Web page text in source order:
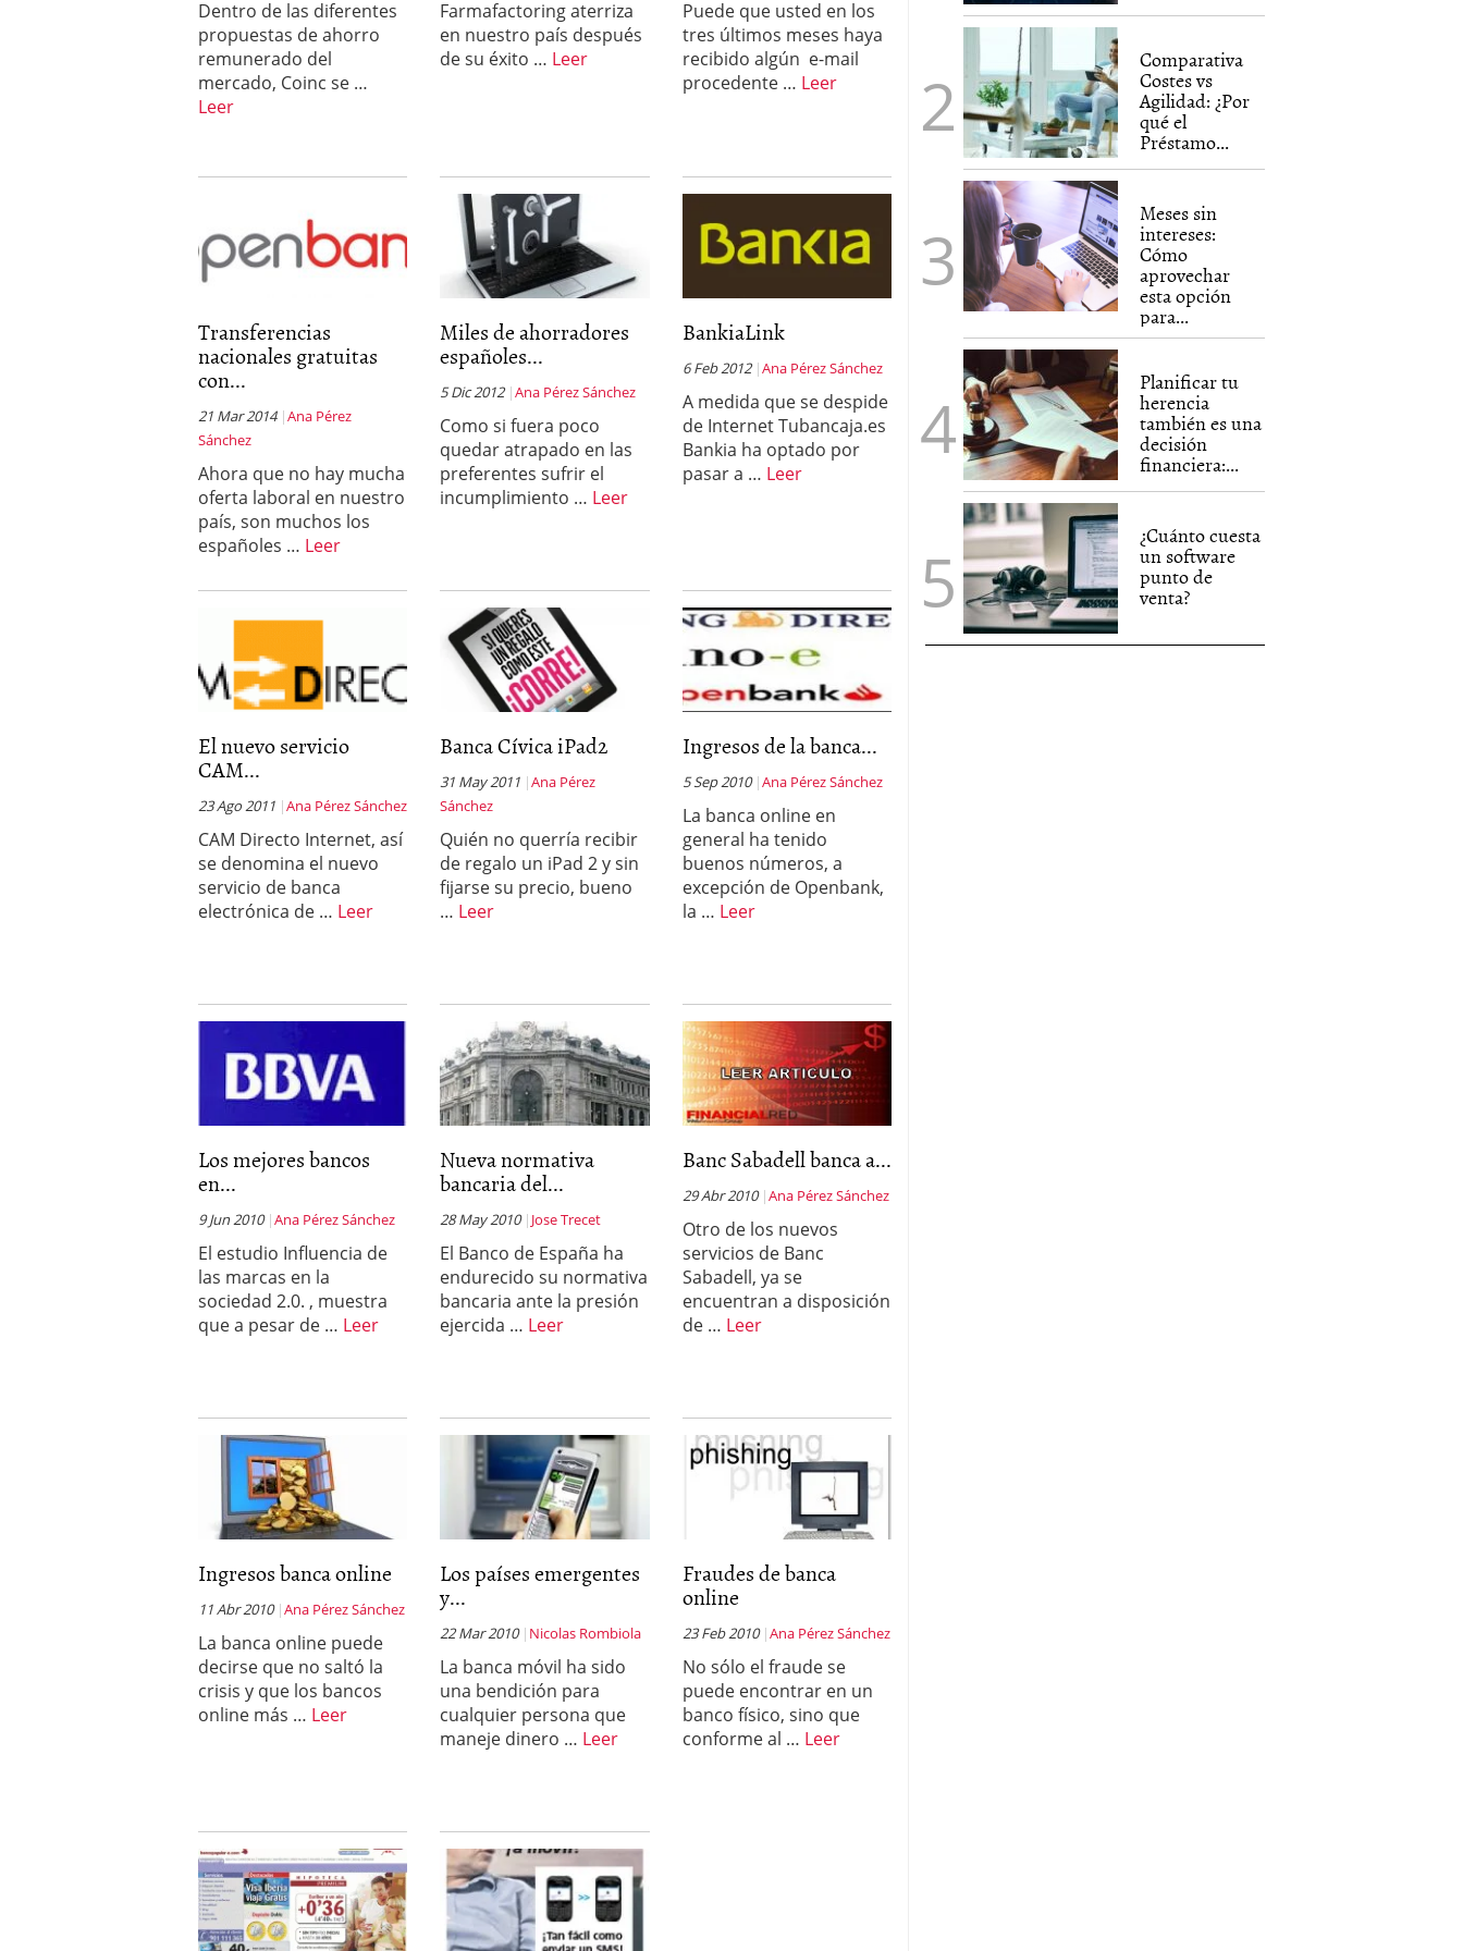
a los costes
21 de noviembre de 2025
¿Cuánto cuesta un software punto de venta? 3 de octubre de 2025
Dentro de las diferentes
propuestas de ahorro
remunerado del
mercado, Coinc se …
Leer
Farmafactoring aterriza
en nuestro país después
de su éxito … Leer
Puede que usted en los
tres últimos meses haya
recibido algún e-mail
procedente … Leer
Transferencias
nacionales gratuitas
con...
21 Mar 2014 Ana Pérez
Sánchez
Ahora que no hay mucha
oferta laboral en nuestro
país, son muchos los
españoles … Leer
Miles de ahorradores
españoles...
5 Dic 2012 Ana Pérez Sánchez
Como si fuera poco
quedar atrapado en las
preferentes sufrir el
incumplimiento … Leer
BankiaLink
6 Feb 2012 Ana Pérez Sánchez
A medida que se despide
de Internet Tubancaja.es
Bankia ha optado por
pasar a … Leer
El nuevo servicio
CAM...
23 Ago 2011 Ana Pérez Sánchez
CAM Directo Internet, así
se denomina el nuevo
servicio de banca
electrónica de … Leer
Banca Cívica iPad2
31 May 2011 Ana Pérez
Sánchez
Quién no querría recibir
de regalo un iPad 2 y sin
fijarse su precio, bueno
… Leer
Ingresos de la banca...
5 Sep 2010 Ana Pérez Sánchez
La banca online en
general ha tenido
buenos números, a
excepción de Openbank,
la … Leer
Los mejores bancos
en...
9 Jun 2010 Ana Pérez Sánchez
El estudio Influencia de
las marcas en la
sociedad 2.0. , muestra
que a pesar de … Leer
Nueva normativa
bancaria del...
28 May 2010 Jose Trecet
El Banco de España ha
endurecido su normativa
bancaria ante la presión
ejercida … Leer
Banc Sabadell banca a...
29 Abr 2010 Ana Pérez Sánchez
Otro de los nuevos
servicios de Banc
Sabadell, ya se
encuentran a disposición
de … Leer
Ingresos banca online
11 Abr 2010 Ana Pérez Sánchez
La banca online puede
decirse que no saltó la
crisis y que los bancos
online más … Leer
Los países emergentes
y...
22 Mar 2010 Nicolas Rombiola
La banca móvil ha sido
una bendición para
cualquier persona que
maneje dinero … Leer
Fraudes de banca
online
23 Feb 2010 Ana Pérez Sánchez
No sólo el fraude se
puede encontrar en un
banco físico, sino que
conforme al … Leer
Comparativa
Costes vs
Agilidad: ¿Por
qué el
Préstamo...
Meses sin
intereses:
Cómo
aprovechar
esta opción
para...
Planificar tu
herencia
también es una
decisión
financiera:...
¿Cuánto cuesta
un software
punto de
venta?